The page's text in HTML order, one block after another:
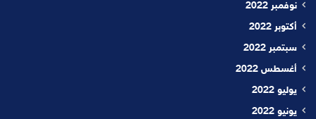
نوفمبر 2022
أكتوبر 2022
سبتمبر 2022
أغسطس 2022
يوليو 2022
يونيو 2022